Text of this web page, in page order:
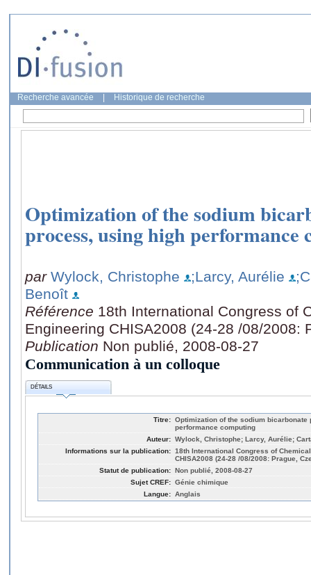
Recherche avancée Historique de recherche
Optimization of the sodium
process, using high performance
par Wylock, Christophe ;Larcy, Aurélie
Benoît
Référence 18th International Congress of
Engineering CHISA2008 (24-28 /08/2008:
Publication Non publié, 2008-08-27
Communication à un colloque
DÉTAILS
Titre: Optimization of the sodium
performance computing
Auteur: Wylock, Christophe; Larcy, Aurélie;
Informations sur la publication: 18th International Congress of
CHISA2008 (24-28 /08/2008: Prague,
Statut de publication: Non publié, 2008-08-27
Sujet CREF: Génie chimique
Langue: Anglais